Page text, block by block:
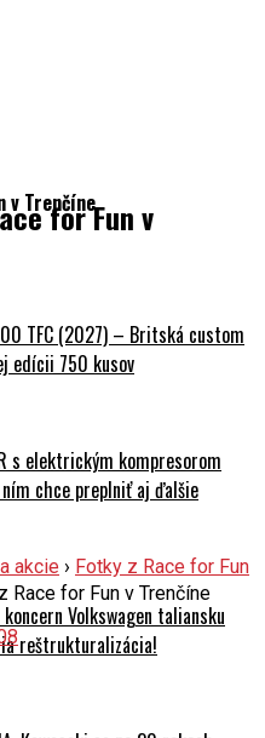
v Trenčíne
TFC (2027) – Britská custom
edícii 750 kusov
s elektrickým kompresorom
chce preplniť aj ďalšie
koncern Volkswagen taliansku
reštrukturalizácia!
for Fun v
akcie › Fotky z Race for Fun
Race for Fun v Trenčíne